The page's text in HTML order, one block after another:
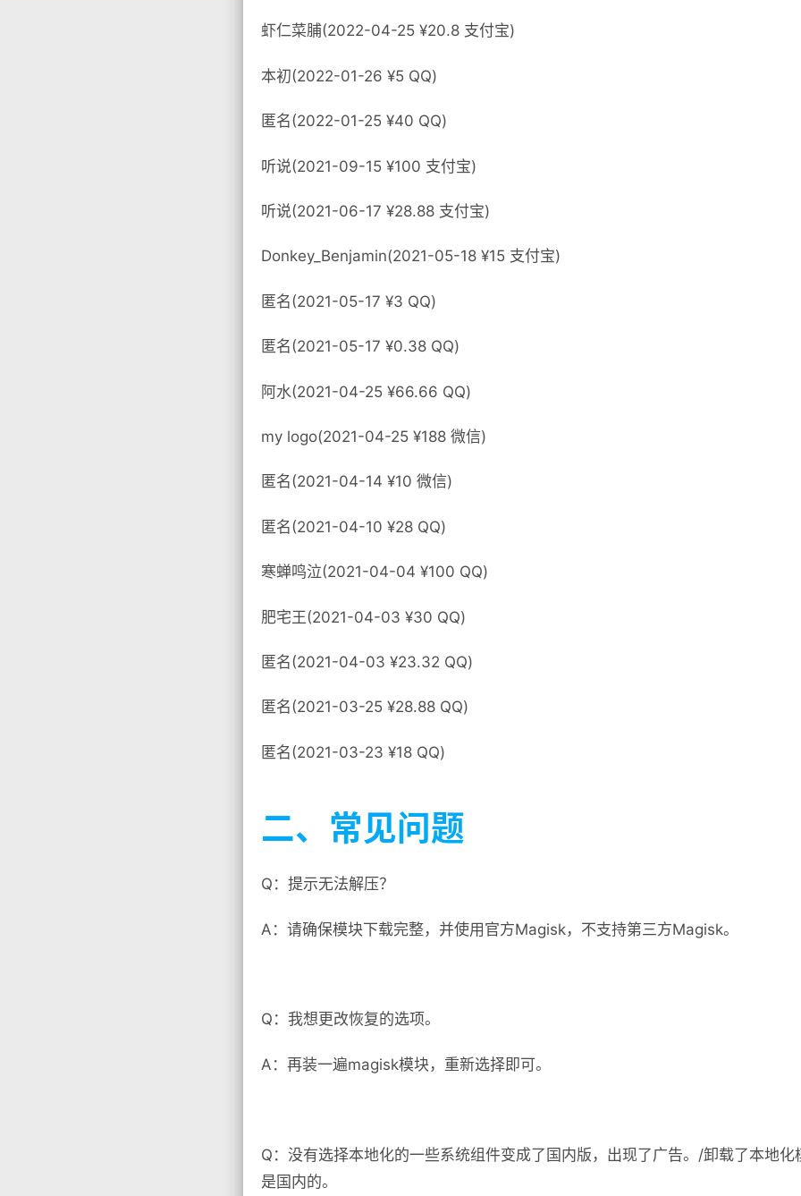
虾仁菜脯(2022-04-25 ¥20.8 支付宝)
本初(2022-01-26 ¥5 QQ)
匿名(2022-01-25 ¥40 QQ)
听说(2021-09-15 ¥100 支付宝)
听说(2021-06-17 ¥28.88 支付宝)
Donkey_Benjamin(2021-05-18 ¥15 支付宝)
匿名(2021-05-17 ¥3 QQ)
匿名(2021-05-17 ¥0.38 QQ)
阿水(2021-04-25 ¥66.66 QQ)
my logo(2021-04-25 ¥188 微信)
匿名(2021-04-14 ¥10 微信)
匿名(2021-04-10 ¥28 QQ)
寒蝉鸣泣(2021-04-04 ¥100 QQ)
肥宅王(2021-04-03 ¥30 QQ)
匿名(2021-04-03 ¥23.32 QQ)
匿名(2021-03-25 ¥28.88 QQ)
匿名(2021-03-23 ¥18 QQ)
二、常见问题
Q：提示无法解压？
A：请确保模块下载完整，并使用官方Magisk，不支持第三方Magisk。
Q：我想更改恢复的选项。
A：再装一遍magisk模块，重新选择即可。
Q：没有选择本地化的一些系统组件变成了国内版，出现了广告。/卸载了本地化
是国内的。